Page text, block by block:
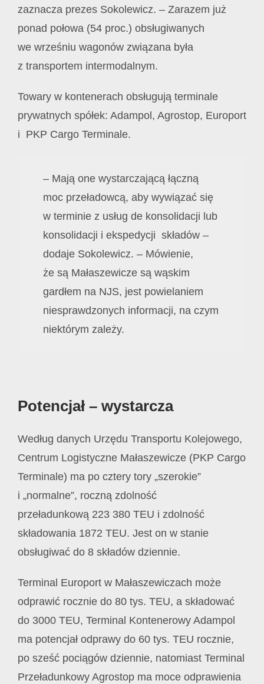
zaznacza prezes Sokolewicz. – Zarazem już
ponad połowa (54 proc.) obsługiwanych
we wrześniu wagonów związana była
z transportem intermodalnym.
Towary w kontenerach obsługują terminale
prywatnych spółek: Adampol, Agrostop, Europort
i PKP Cargo Terminale.
– Mają one wystarczającą łączną
moc przeładowcą, aby wywiązać się
w terminie z usług de konsolidacji lub
konsolidacji i ekspedycji składów –
dodaje Sokolewicz. – Mówienie,
że są Małaszewicze są wąskim
gardłem na NJS, jest powielaniem
niesprawdzonych informacji, na czym
niektórym zależy.
Potencjał – wystarcza
Według danych Urzędu Transportu Kolejowego,
Centrum Logistyczne Małaszewicze (PKP Cargo
Terminale) ma po cztery tory „szerokie”
i „normalne”, roczną zdolność
przeładunkową 223 380 TEU i zdolność
składowania 1872 TEU. Jest on w stanie
obsługiwać do 8 składów dziennie.
Terminal Europort w Małaszewiczach może
odprawić rocznie do 80 tys. TEU, a składować
do 3000 TEU, Terminal Kontenerowy Adampol
ma potencjał odprawy do 60 tys. TEU rocznie,
po sześć pociągów dziennie, natomiast Terminal
Przeładunkowy Agrostop ma moce odprawienia